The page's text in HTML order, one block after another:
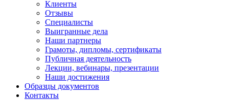
Клиенты
Отзывы
Специалисты
Выигранные дела
Наши партнеры
Грамоты, дипломы, сертификаты
Публичная деятельность
Лекции, вебинары, презентации
Наши достижения
Образцы документов
Контакты